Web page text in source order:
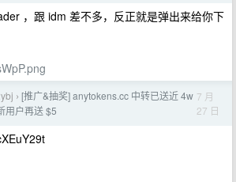
，跟 idm 差不多，反正就是弹出来给你下
› [推广&抽奖] anytokens.cc 中转已送近 4w
用户再送 $5
7 月
27 日